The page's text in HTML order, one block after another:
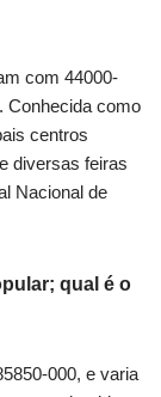
com 44000-
Conhecida como
centros
diversas feiras
Nacional de
qual é o
000, e varia